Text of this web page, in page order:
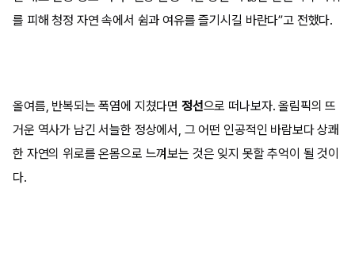
를 피해 청정 자연 속에서 쉼과 여유를 즐기시길 바란다”고 전했다.
올여름, 반복되는 폭염에 지쳤다면 정선으로 떠나보자. 올림픽의 뜨
거운 역사가 남긴 서늘한 정상에서, 그 어떤 인공적인 바람보다 상쾌
한 자연의 위로를 온몸으로 느껴보는 것은 잊지 못할 추억이 될 것이
다.